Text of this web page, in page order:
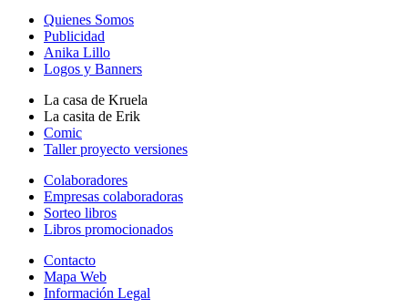
Quienes Somos
Publicidad
Anika Lillo
Logos y Banners
La casa de Kruela
La casita de Erik
Comic
Taller proyecto versiones
Colaboradores
Empresas colaboradoras
Sorteo libros
Libros promocionados
Contacto
Mapa Web
Información Legal